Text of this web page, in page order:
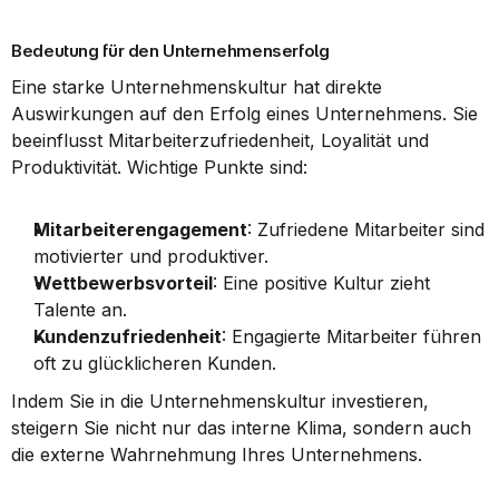
Bedeutung für den Unternehmenserfolg
Eine starke Unternehmenskultur hat direkte
Auswirkungen auf den Erfolg eines Unternehmens. Sie
beeinflusst Mitarbeiterzufriedenheit, Loyalität und
Produktivität. Wichtige Punkte sind:
Mitarbeiterengagement: Zufriedene Mitarbeiter sind
motivierter und produktiver.
Wettbewerbsvorteil: Eine positive Kultur zieht
Talente an.
Kundenzufriedenheit: Engagierte Mitarbeiter führen
oft zu glücklicheren Kunden.
Indem Sie in die Unternehmenskultur investieren,
steigern Sie nicht nur das interne Klima, sondern auch
die externe Wahrnehmung Ihres Unternehmens.